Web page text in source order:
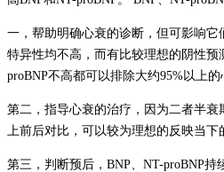
一，帮助明确心衰的诊断，但可影响
特异性均不高，而有比较理想的阴性预
proBNP不高都可以排除大约95%以上的
第二，指导心衰的治疗，因为二者半
上前后对比，可以较为理想的反映当下
第三，判断预后，BNP、NT-proBNP